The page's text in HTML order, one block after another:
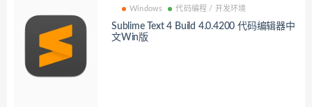
Windows 代码编程 / 开发环境
Sublime Text 4 Build 4.0.4200 代码编辑器中
文Win版